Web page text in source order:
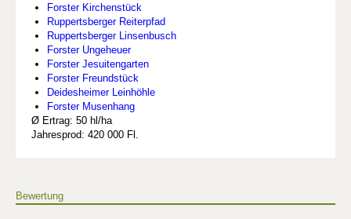
Forster Kirchenstück
Ruppertsberger Reiterpfad
Ruppertsberger Linsenbusch
Forster Ungeheuer
Forster Jesuitengarten
Forster Freundstück
Deidesheimer Leinhöhle
Forster Musenhang
Ø Ertrag: 50 hl/ha
Jahresprod: 420 000 Fl.
Bewertung